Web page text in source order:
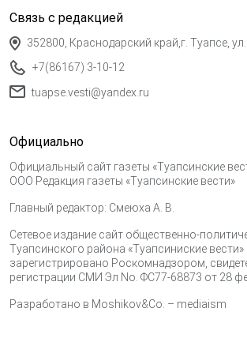
Связь с редакцией
352800, Краснодарский край,г. Туапсе,
+7(86167) 3-10-12
tuapse.vesti@yandex.ru
Официально
Официальный сайт газеты «Туапсинские
ООО Редакция газеты «Туапсинские вести»
Главный редактор: Смеюха А. В.
Сетевое издание сайт общественно-
Туапсинского района «Туапсиниские вести»
зарегистрировано Роскомнадзором,
регистрации СМИ Эл No. ФС77-68873 от 28
Разработано в Moshikov&Co. – mediaism